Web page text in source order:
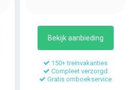
Bekijk aanbieding
150+ treinvakanties
Compleet verzorgd
Gratis omboekservice